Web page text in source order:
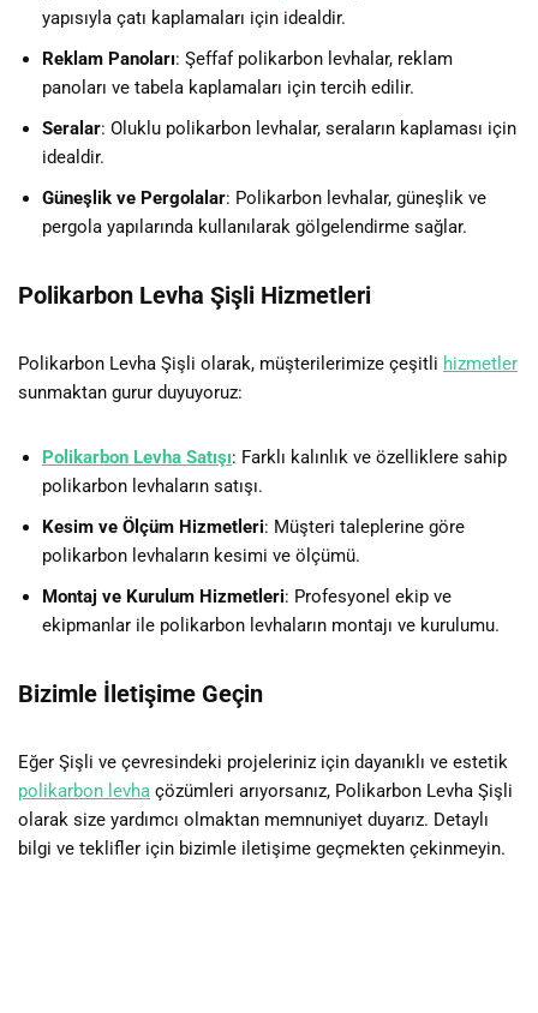
yapısıyla çatı kaplamaları için idealdir.
Reklam Panoları: Şeffaf polikarbon levhalar, reklam
panoları ve tabela kaplamaları için tercih edilir.
Seralar: Oluklu polikarbon levhalar, seraların kaplaması için
idealdir.
Güneşlik ve Pergolalar: Polikarbon levhalar, güneşlik ve
pergola yapılarında kullanılarak gölgelendirme sağlar.
Polikarbon Levha Şişli Hizmetleri
Polikarbon Levha Şişli olarak, müşterilerimize çeşitli hizmetler
sunmaktan gurur duyuyoruz:
Polikarbon Levha Satışı: Farklı kalınlık ve özelliklere sahip
polikarbon levhaların satışı.
Kesim ve Ölçüm Hizmetleri: Müşteri taleplerine göre
polikarbon levhaların kesimi ve ölçümü.
Montaj ve Kurulum Hizmetleri: Profesyonel ekip ve
ekipmanlar ile polikarbon levhaların montajı ve kurulumu.
Bizimle İletişime Geçin
Eğer Şişli ve çevresindeki projeleriniz için dayanıklı ve estetik
polikarbon levha çözümleri arıyorsanız, Polikarbon Levha Şişli
olarak size yardımcı olmaktan memnuniyet duyarız. Detaylı
bilgi ve teklifler için bizimle iletişime geçmekten çekinmeyin.